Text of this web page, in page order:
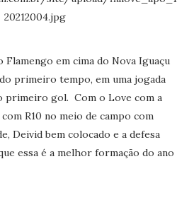
em cima do Nova Iguaçu
primeiro tempo, em uma jogada
primeiro gol. Com o Love com a
R10 no meio de campo com
Deivid bem colocado e a defesa
essa é a melhor formação do ano